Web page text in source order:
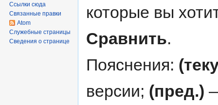
которые вы
Сравнить.
Пояснения:
версии; (пред.)
Ссылки сюда
Связанные правки
Atom
Служебные страницы
Сведения о странице